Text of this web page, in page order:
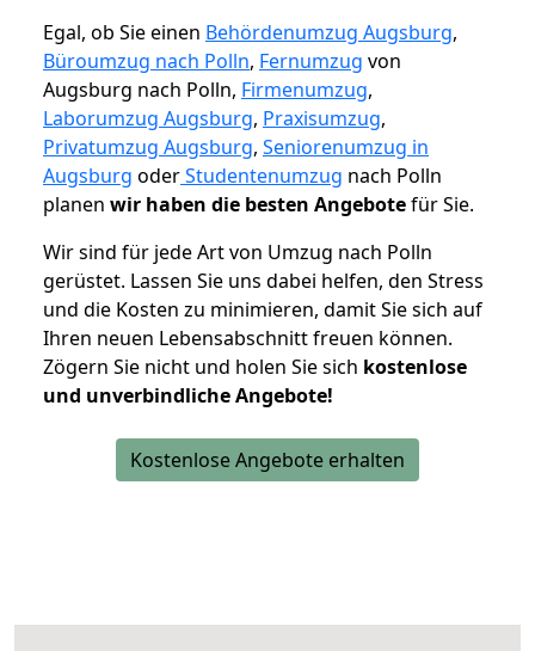
Egal, ob Sie einen Behördenumzug Augsburg,
Büroumzug nach Polln, Fernumzug von
Augsburg nach Polln, Firmenumzug,
Laborumzug Augsburg, Praxisumzug,
Privatumzug Augsburg, Seniorenumzug in
Augsburg oderStudentenumzug nach Polln
planen wir haben die besten Angebotefür Sie.
Wir sind für jede Art von Umzug nach Polln
gerüstet. Lassen Sie uns dabei helfen, den Stress
und die Kosten zu minimieren, damit Sie sich auf
Ihren neuen Lebensabschnitt freuen können.
Zögern Sie nicht und holen Sie sich kostenlose
und unverbindliche Angebote!
Kostenlose Angebote erhalten